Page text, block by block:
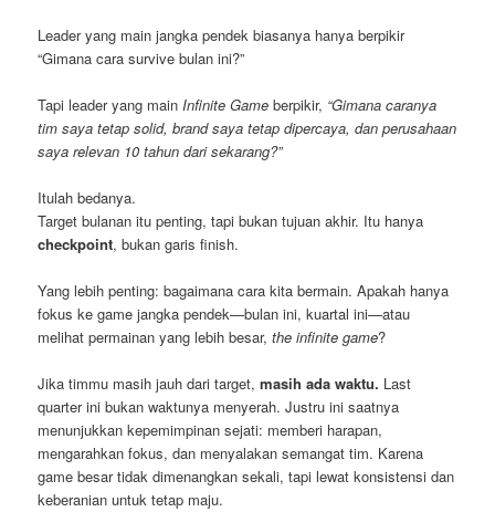
Leader yang main jangka pendek biasanya hanya berpikir
“Gimana cara survive bulan ini?”
Tapi leader yang main Infinite Game berpikir, “Gimana caranya
tim saya tetap solid, brand saya tetap dipercaya, dan perusahaan
saya relevan 10 tahun dari sekarang?”
Itulah bedanya.
Target bulanan itu penting, tapi bukan tujuan akhir. Itu hanya
checkpoint, bukan garis finish.
Yang lebih penting: bagaimana cara kita bermain. Apakah hanya
fokus ke game jangka pendek—bulan ini, kuartal ini—atau
melihat permainan yang lebih besar,the infinite game?
Jika timmu masih jauh dari target,masih ada waktu. Last
quarter ini bukan waktunya menyerah. Justru ini saatnya
menunjukkan kepemimpinan sejati: memberi harapan,
mengarahkan fokus, dan menyalakan semangat tim. Karena
game besar tidak dimenangkan sekali, tapi lewat konsistensi dan
keberanian untuk tetap maju.